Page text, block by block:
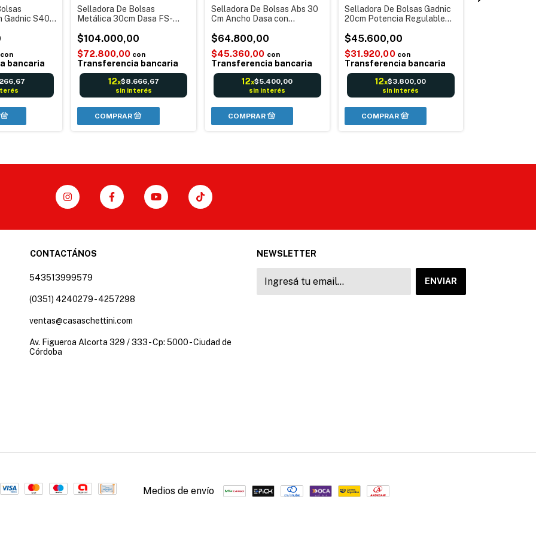
Gadnic S400
con
bancaria
Selladora De Bolsas
Metálica 30cm Dasa FS-
Cortadora Bolsa Friselina
Regulador
$104.000,00
$72.800,00 con
Transferencia bancaria
12x$8.666,67
sin interés
Selladora De Bolsas Abs 30
Cm Ancho Dasa con
Repuestos
$64.800,00
$45.360,00 con
Transferencia bancaria
12x$5.400,00
sin interés
Selladora De Bolsas Gadnic
20cm Potencia Regulable
$45.600,00
$31.920,00 con
Transferencia bancaria
12x$3.800,00
sin interés
CONTACTÁNOS
543513999579
(0351) 4240279 - 4257298
ventas@casaschettini.com
Av. Figueroa Alcorta 329 / 333 - Cp: 5000 - Ciudad de
Córdoba
NEWSLETTER
Medios de envío